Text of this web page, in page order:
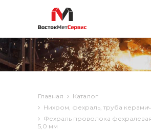
Главная
Каталог
Нихром, фехраль, труба
Фехраль проволока
5,0 мм